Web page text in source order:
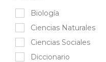
Biología
Ciencias Naturales
Ciencias Sociales
Diccionario